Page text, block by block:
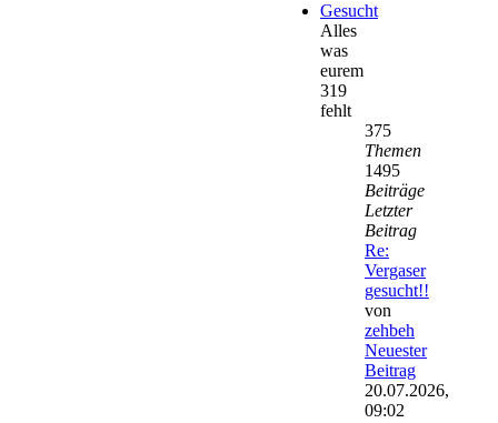
Gesucht
Alles
was
eurem
319
fehlt
375
Themen
1495
Beiträge
Letzter
Beitrag
Re:
Vergaser
gesucht!!
von
zehbeh
Neuester
Beitrag
20.07.2026,
09:02